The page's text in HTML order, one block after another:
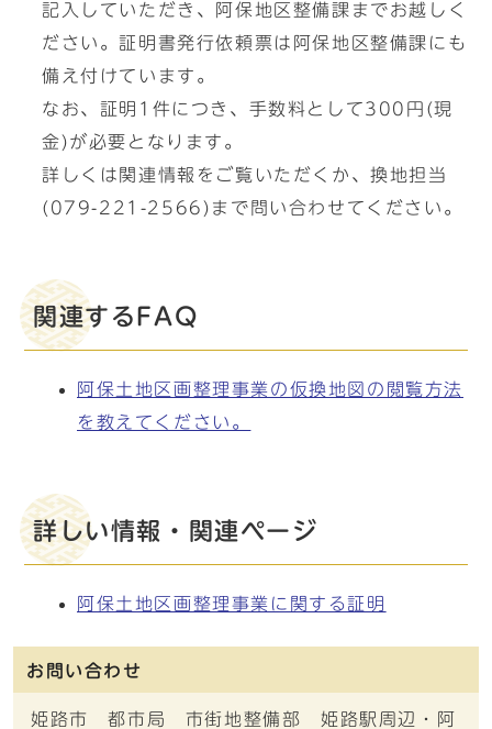
記入していただき、阿保地区整備課までお越しく
ださい。証明書発行依頼票は阿保地区整備課にも
備え付けています。
なお、証明1件につき、手数料として300円(現
金)が必要となります。
詳しくは関連情報をご覧いただくか、換地担当
(079-221-2566)まで問い合わせてください。
関連するFAQ
阿保土地区画整理事業の仮換地図の閲覧方法
を教えてください。
詳しい情報・関連ページ
阿保土地区画整理事業に関する証明
お問い合わせ
姫路市 都市局 市街地整備部 姫路駅周辺・阿